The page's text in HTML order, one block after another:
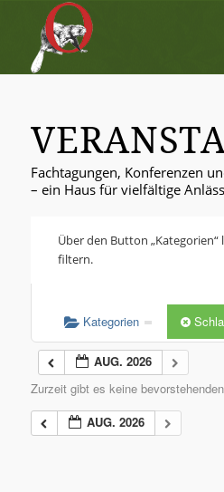
Fachtagungen, Konferenzen
– ein Haus für vielfältige
Über den Button „Kategorien“
filtern.
Kategorien
AUG. 2026
Zurzeit gibt es keine
AUG. 2026